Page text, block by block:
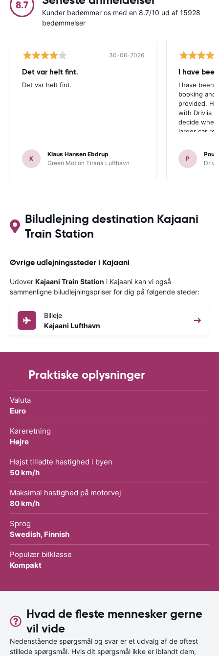
8.7
Kunder bedømmer os med en 8.7/10 ud af 15928
bedømmelser
30-06-2026
Det var helt fint.
Det var helt fint.
K
Klaus Hansen Ebdrup
Green Motion Tirana Lufthavn
I have
I have been
booking and
provided.
with Drivlia
decide
larger car
P
Poul
Biludlejning destination Kajaani
Train Station
Øvrige udlejningssteder i Kajaani
Udover Kajaani Train Station i Kajaani kan vi også
sammenligne biludlejningspriser for dig på følgende steder:
Billeje
Kajaani Lufthavn
Praktiske oplysninger
Valuta
Euro
Køreretning
Højre
Højst tilladte hastighed i byen
50 km/h
Maksimal hastighed på motorvej
80 km/h
Sprog
Swedish, Finnish
Populær bilklasse
Kompakt
Hvad de fleste mennesker gerne
vil vide
Nedenstående spørgsmål og svar er et udvalg af de oftest
stillede spørgsmål. Hvis dit spørgsmål ikke er iblandt dem,